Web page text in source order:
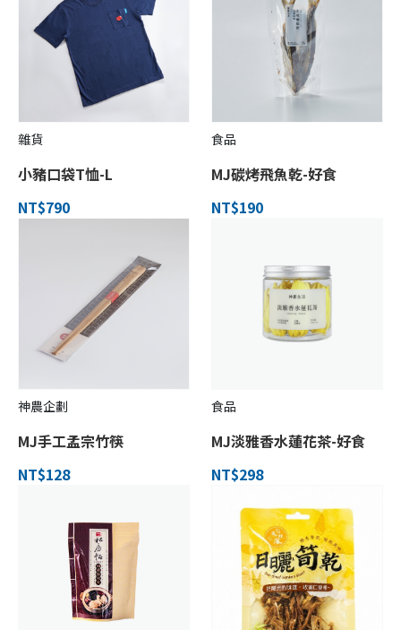
雜貨
小豬口袋T恤-L
NT$790
食品
MJ碳烤飛魚乾-好食
NT$190
神農企劃
MJ手工孟宗竹筷
NT$128
食品
MJ淡雅香水蓮花茶-好食
NT$298